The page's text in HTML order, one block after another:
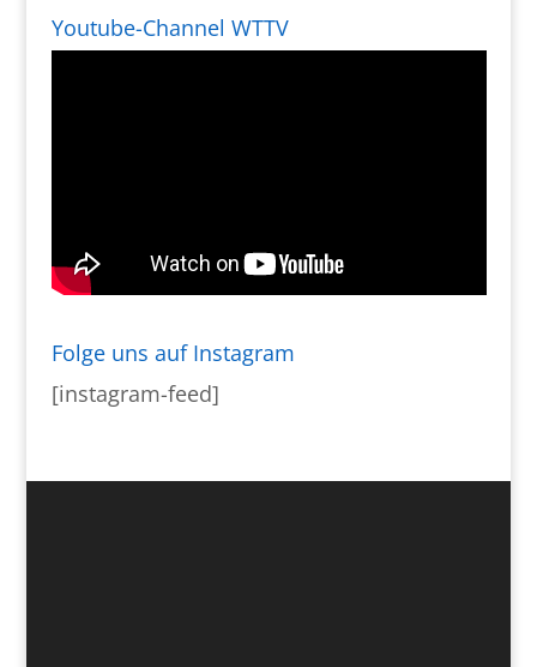
Youtube-Channel WTTV
Folge uns auf Instagram
[instagram-feed]